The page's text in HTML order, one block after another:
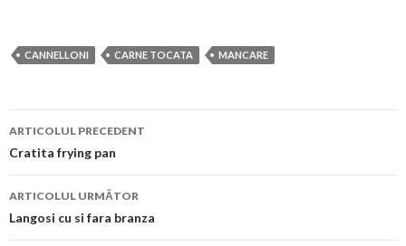
CANNELLONI CARNE TOCATA MANCARE
Navigare
în
articol
ARTICOLUL PRECEDENT
Cratita frying pan
ARTICOLUL URMĂTOR
Langosi cu si fara branza